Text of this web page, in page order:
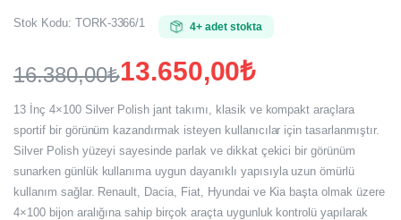
Stok Kodu: TORK-3366/1 4+ adet stokta
16.380,00₺
Orijinal
fiyat:
16.380,00₺.
13.650,00₺
Şu
andaki
fiyat:
13.650,00₺.
13 İnç 4×100 Silver Polish jant takımı, klasik ve kompakt araçlara
sportif bir görünüm kazandırmak isteyen kullanıcılar için tasarlanmıştır.
Silver Polish yüzeyi sayesinde parlak ve dikkat çekici bir görünüm
sunarken günlük kullanıma uygun dayanıklı yapısıyla uzun ömürlü
kullanım sağlar. Renault, Dacia, Fiat, Hyundai ve Kia başta olmak üzere
4×100 bijon aralığına sahip birçok araçta uygunluk kontrolü yapılarak